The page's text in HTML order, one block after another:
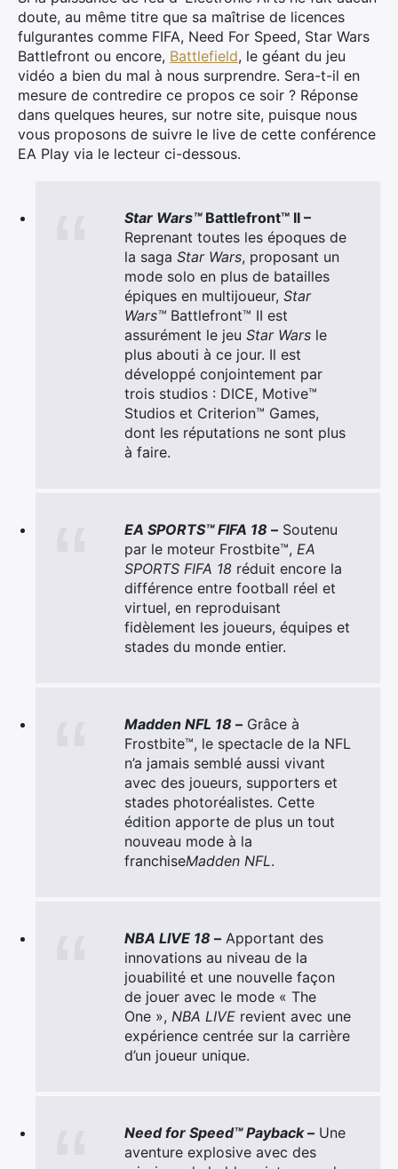
doute, au même titre que sa maîtrise de licences
fulgurantes comme FIFA, Need For Speed, Star Wars
Battlefront ou encore, Battlefield, le géant du jeu
vidéo a bien du mal à nous surprendre. Sera-t-il en
mesure de contredire ce propos ce soir ? Réponse
dans quelques heures, sur notre site, puisque nous
vous proposons de suivre le live de cette conférence
EA Play via le lecteur ci-dessous.
Star Wars™Battlefront™ II –
Reprenant toutes les époques de
la saga Star Wars, proposant un
mode solo en plus de batailles
épiques en multijoueur, Star
Wars™ Battlefront™ II est
assurément le jeu Star Wars le
plus abouti à ce jour. Il est
développé conjointement par
trois studios : DICE, Motive™
Studios et Criterion™ Games,
dont les réputations ne sont plus
à faire.
EA SPORTS™ FIFA 18 – Soutenu
par le moteur Frostbite™, EA
SPORTS FIFA 18 réduit encore la
différence entre football réel et
virtuel, en reproduisant
fidèlement les joueurs, équipes et
stades du monde entier.
Madden NFL 18 – Grâce à
Frostbite™, le spectacle de la NFL
n’a jamais semblé aussi vivant
avec des joueurs, supporters et
stades photoréalistes. Cette
édition apporte de plus un tout
nouveau mode à la
franchiseMadden NFL.
NBA LIVE 18 – Apportant des
innovations au niveau de la
jouabilité et une nouvelle façon
de jouer avec le mode « The
One », NBA LIVE revient avec une
expérience centrée sur la carrière
d’un joueur unique.
Need for Speed™ Payback– Une
aventure explosive avec des